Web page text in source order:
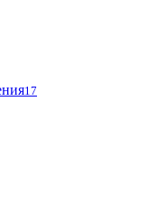
17